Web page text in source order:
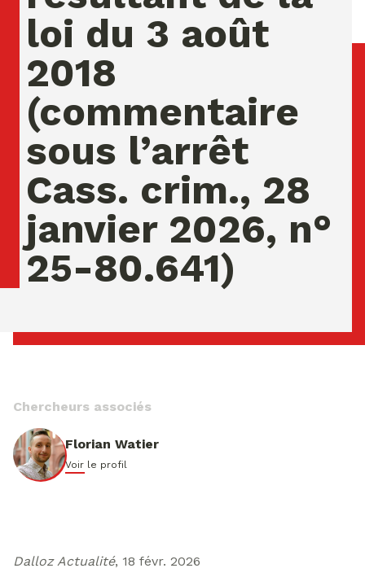
loi du 3 août
2018
(commentaire
sous l’arrêt
Cass. crim., 28
janvier 2026, n°
25-80.641)
Chercheurs associés
Florian Watier
Voir le profil
Dalloz Actualité, 18 févr. 2026